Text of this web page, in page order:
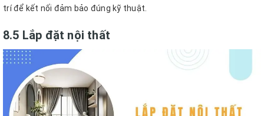
trí để kết nối đảm bảo đúng kỹ thuật.
8.5 Lắp đặt nội thất